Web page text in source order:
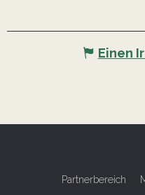
Einen
Partnerbereich